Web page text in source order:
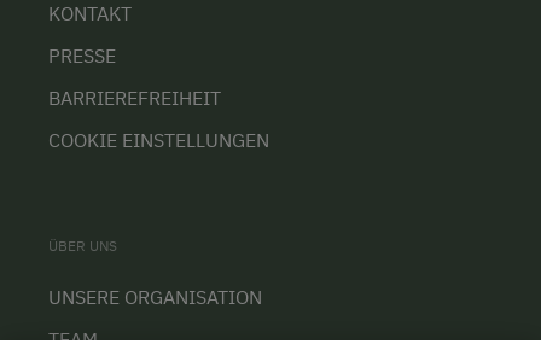
KONTAKT
PRESSE
BARRIEREFREIHEIT
COOKIE EINSTELLUNGEN
ÜBER UNS
UNSERE ORGANISATION